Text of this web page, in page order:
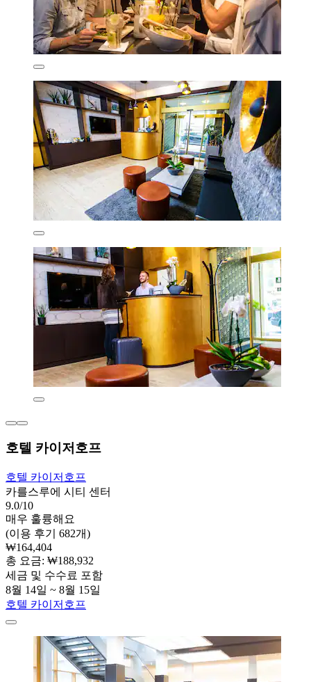
호텔 카이저호프
호텔 카이저호프
카를스루에 시티 센터
9.0/10
매우 훌륭해요
(이용 후기 682개)
₩164,404
총 요금: ₩188,932
세금 및 수수료 포함
8월 14일 ~ 8월 15일
호텔 카이저호프